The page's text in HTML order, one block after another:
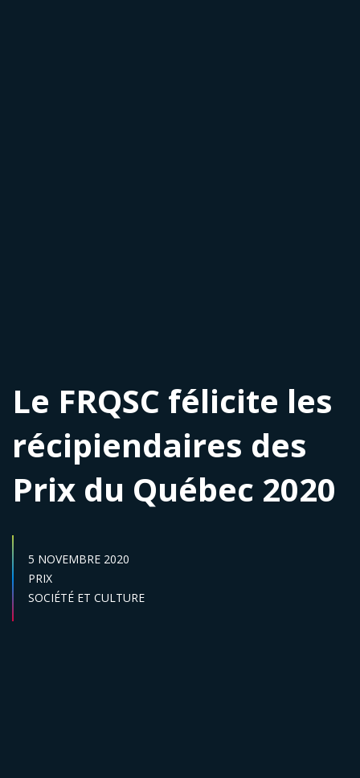
Le FRQSC félicite les
récipiendaires des
Prix du Québec 2020
DATE DE PUBLICATION :
5 NOVEMBRE 2020
Catégories :
PRIX
Secteur :
SOCIÉTÉ ET CULTURE